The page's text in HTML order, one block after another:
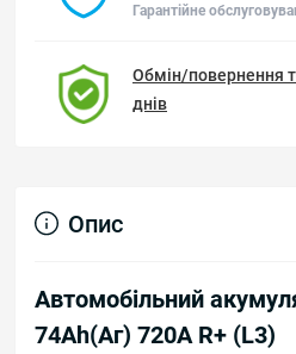
Гарантійне
Обмін/повернення
днів
Опис
Автомобільний
74Ah(Аг) 720A R+ (L3)